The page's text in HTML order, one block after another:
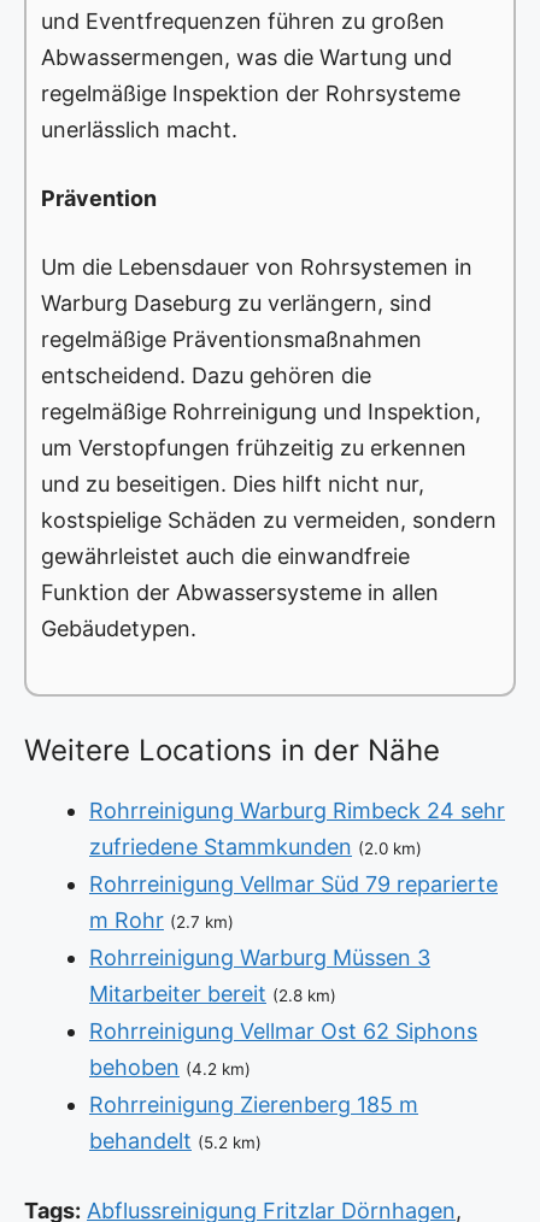
und Eventfrequenzen führen zu großen
Abwassermengen, was die Wartung und
regelmäßige Inspektion der Rohrsysteme
unerlässlich macht.
Prävention
Um die Lebensdauer von Rohrsystemen in
Warburg Daseburg zu verlängern, sind
regelmäßige Präventionsmaßnahmen
entscheidend. Dazu gehören die
regelmäßige Rohrreinigung und Inspektion,
um Verstopfungen frühzeitig zu erkennen
und zu beseitigen. Dies hilft nicht nur,
kostspielige Schäden zu vermeiden, sondern
gewährleistet auch die einwandfreie
Funktion der Abwassersysteme in allen
Gebäudetypen.
Weitere Locations in der Nähe
Rohrreinigung Warburg Rimbeck 24 sehr
zufriedene Stammkunden (2.0 km)
Rohrreinigung Vellmar Süd 79 reparierte
m Rohr (2.7 km)
Rohrreinigung Warburg Müssen 3
Mitarbeiter bereit (2.8 km)
Rohrreinigung Vellmar Ost 62 Siphons
behoben (4.2 km)
Rohrreinigung Zierenberg 185 m
behandelt (5.2 km)
Tags: Abflussreinigung Fritzlar Dörnhagen,